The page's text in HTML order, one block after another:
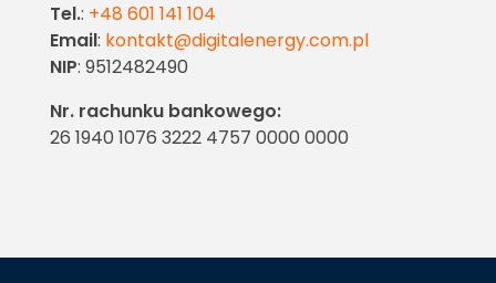
Tel.: +48 601 141 104
Email: kontakt@digitalenergy.com.pl
NIP: 9512482490
Nr. rachunku bankowego:
26 1940 1076 3222 4757 0000 0000